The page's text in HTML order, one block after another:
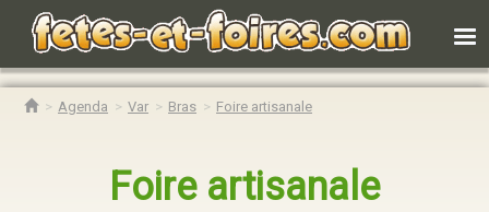
Agenda Var Bras Foire artisanale
Foire artisanale